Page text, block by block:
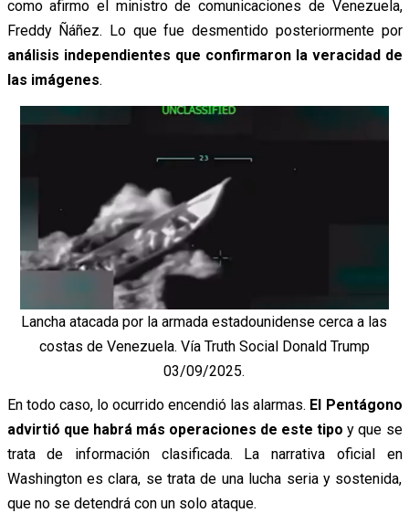
como afirmo el ministro de comunicaciones de Venezuela,
Freddy Ñáñez. Lo que fue desmentido posteriormente por
análisis independientes que confirmaron la veracidad de
las imágenes.
Lancha atacada por la armada estadounidense cerca a las
costas de Venezuela. Vía Truth Social Donald Trump
03/09/2025.
En todo caso, lo ocurrido encendió las alarmas. El Pentágono
advirtió que habrá más operaciones de este tipo y que se
trata de información clasificada. La narrativa oficial en
Washington es clara, se trata de una lucha seria y sostenida,
que no se detendrá con un solo ataque.